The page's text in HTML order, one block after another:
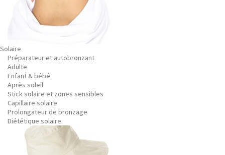
Solaire
Préparateur et autobronzant
Adulte
Enfant & bébé
Après soleil
Stick solaire et zones sensibles
Capillaire solaire
Prolongateur de bronzage
Diététique solaire